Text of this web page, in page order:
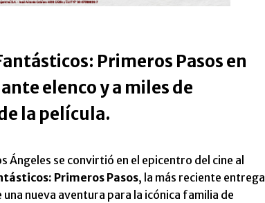
Primeros Pasos en
elenco y a miles de
la película.
Ángeles se convirtió en el epicentro del cine al
Primeros Pasos, la más reciente entrega
nueva aventura para la icónica familia de